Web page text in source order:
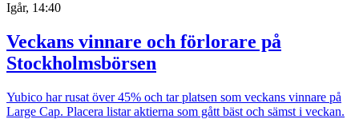
Igår, 14:40
Veckans vinnare och förlorare på
Stockholmsbörsen
Yubico har rusat över 45% och tar platsen som veckans vinnare på
Large Cap. Placera listar aktierna som gått bäst och sämst i veckan.